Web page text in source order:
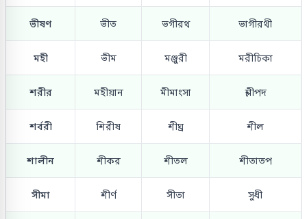
ভীষণ ভীত ভগীরথ ভাগীরথী
মহী ভীম মঞ্জুরী মরীচিকা
শরীর মহীয়ান মীমাংসা শ্লীপদ
শর্বরী শিরীষ শীঘ্র শীল
শালীন শীকর শীতল শীতাতপ
সীমা শীর্ণ সীতা সুধী